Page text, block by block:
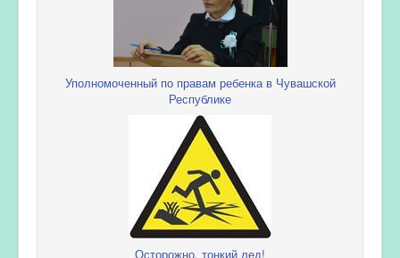
Уполномоченный по правам ребенка в Чувашской
Республике
Осторожно, тонкий лед!